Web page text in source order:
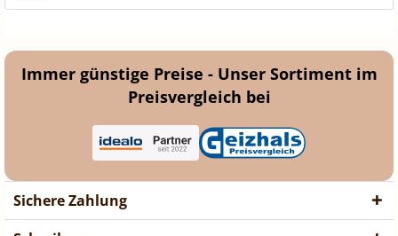
Immer günstige Preise - Unser Sortiment im
Preisvergleich bei
Sichere Zahlung